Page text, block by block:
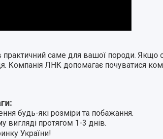
саме для вашої породи. Якщо
Компанія ЛНК допомагає почуватися
будь-які розміри та побажання.
вигляді протягом 1-3 днів.
України!